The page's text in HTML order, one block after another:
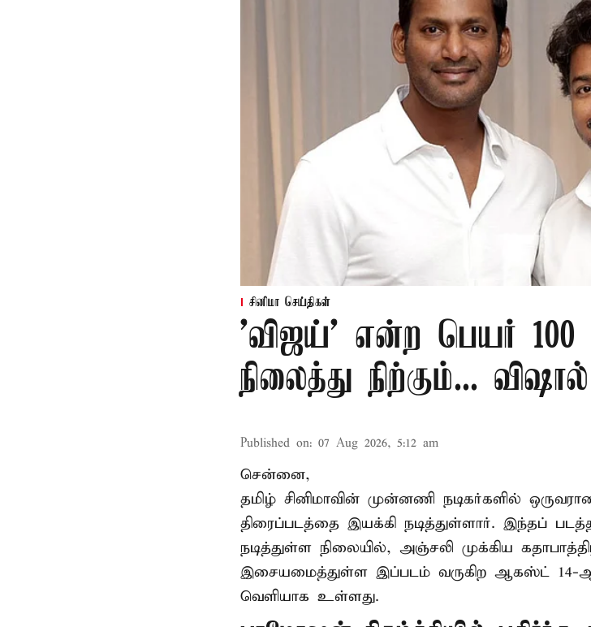
சினிமா செய்திகள்
'விஜய்' என்ற பெயர்
நிலைத்து நிற்கும்...
Published on: 07 Aug 2026, 5:12 am
சென்னை,
தமிழ் சினிமாவின் முன்னணி நடிகர்களில்
திரைப்படத்தை இயக்கி நடித்துள்ளார். இந்தப்
நடித்துள்ள நிலையில், அஞ்சலி முக்கிய
இசையமைத்துள்ள இப்படம் வருகிற ஆகஸ்ட் 14-
வெளியாக உள்ளது.